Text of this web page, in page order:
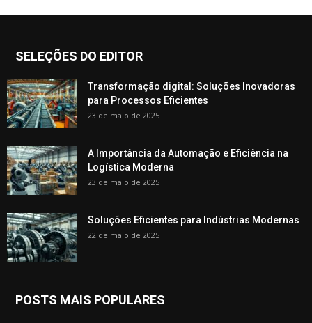
SELEÇÕES DO EDITOR
Transformação digital: Soluções Inovadoras
para Processos Eficientes
23 de maio de 2025
A Importância da Automação e Eficiência na
Logística Moderna
23 de maio de 2025
Soluções Eficientes para Indústrias Modernas
22 de maio de 2025
POSTS MAIS POPULARES